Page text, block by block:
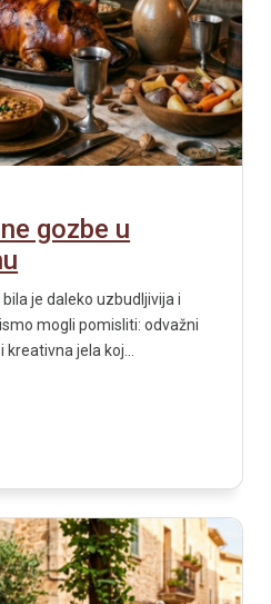
gozbe u
je daleko uzbudljivija i
mogli pomisliti: odvažni
jela koj...